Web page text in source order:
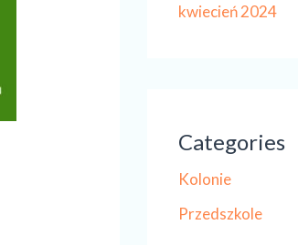
kwiecień 2024
Categories
Kolonie
Przedszkole